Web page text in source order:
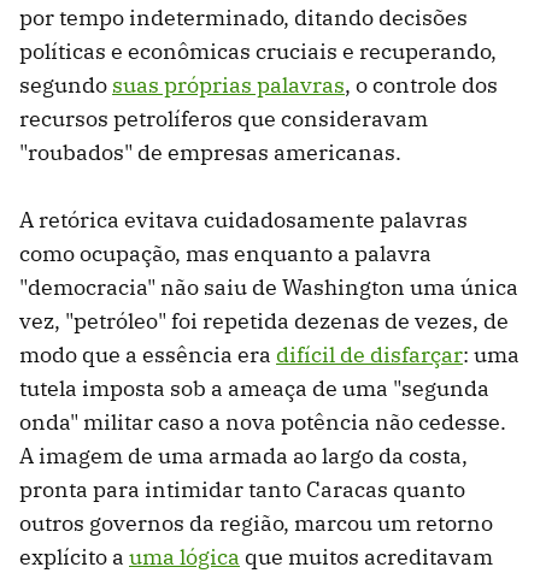
por tempo indeterminado, ditando decisões
políticas e econômicas cruciais e recuperando,
segundo suas próprias palavras, o controle dos
recursos petrolíferos que consideravam
"roubados" de empresas americanas.
A retórica evitava cuidadosamente palavras
como ocupação, mas enquanto a palavra
"democracia" não saiu de Washington uma única
vez, "petróleo" foi repetida dezenas de vezes, de
modo que a essência era difícil de disfarçar: uma
tutela imposta sob a ameaça de uma "segunda
onda" militar caso a nova potência não cedesse.
A imagem de uma armada ao largo da costa,
pronta para intimidar tanto Caracas quanto
outros governos da região, marcou um retorno
explícito a uma lógica que muitos acreditavam